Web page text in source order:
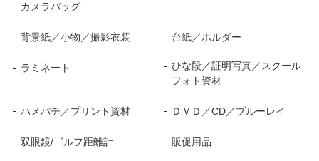
カメラバッグ
背景紙／小物／撮影衣装 台紙／ホルダー
ラミネート
ひな段／証明写真／スクール
フォト資材
ハメパチ／プリント資材 ＤＶＤ／CD／ブルーレイ
双眼鏡/ゴルフ距離計 販促用品